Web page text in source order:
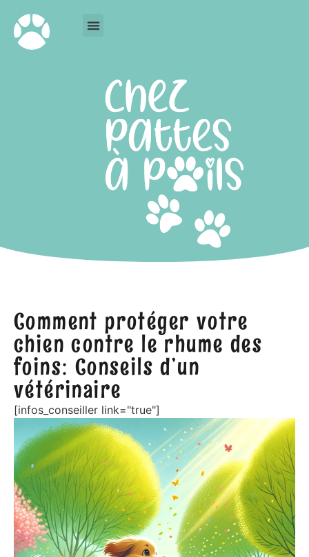
Comment protéger votre
chien contre le rhume des
foins: Conseils d’un
vétérinaire
[infos_conseiller link="true"]